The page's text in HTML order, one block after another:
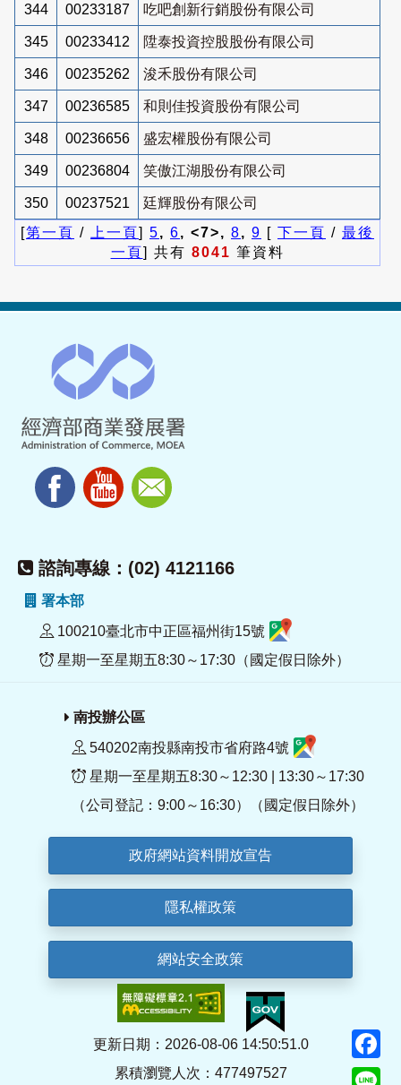
344 00233187 吃吧創新行銷股份有限公司
345 00233412 陞泰投資控股股份有限公司
346 00235262 浚禾股份有限公司
347 00236585 和則佳投資股份有限公司
348 00236656 盛宏權股份有限公司
349 00236804 笑傲江湖股份有限公司
350 00237521
廷輝股份有限公司
[第一頁 / 上一頁] 5, 6, <7>, 8, 9 [ 下一頁 / 最後
一頁] 共有 8041 筆資料
諮詢專線：(02) 4121166
署本部
100210臺北市中正區福州街15號
星期一至星期五8:30～17:30（國定假日除外）
南投辦公區
540202南投縣南投市省府路4號
星期一至星期五8:30～12:30 | 13:30～17:30
（公司登記：9:00～16:30）（國定假日除外）
政府網站資料開放宣告
隱私權政策
網站安全政策
更新日期：2026-08-06 14:50:51.0
累積瀏覽人次：477497527